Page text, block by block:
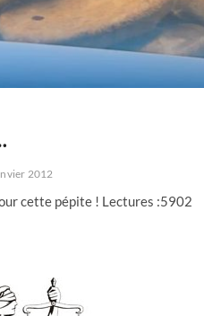
2012
cette pépite ! Lectures :5902